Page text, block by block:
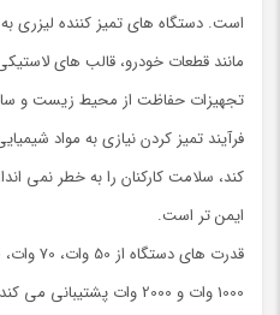
است. دستگاه های تمیز کننده لیزری
مانند قطعات خودرو، قالب های
تجهیزات حفاظت از محیط زیست و
فرآیند تمیز کردن نیازی به مواد
کند، سلامت کارکنان را به خطر نمی
ایمن تر است.
1000 وات و 2000 وات